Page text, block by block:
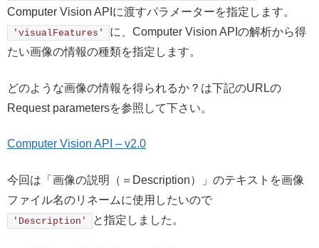
Computer Vision APIに渡すパラメーターを指定します。
'visualFeatures'
に、Computer Vision APIの解析から得
たい画像の情報の種類を指定します。
どのような画像の情報を得られるか？は下記のURLの
Request parametersを参照して下さい。
Computer Vision API – v2.0
今回は「画像の説明（＝Description）」のテキストを画像
ファイル名のリネームに使用したいので
'Description' と指定しました。